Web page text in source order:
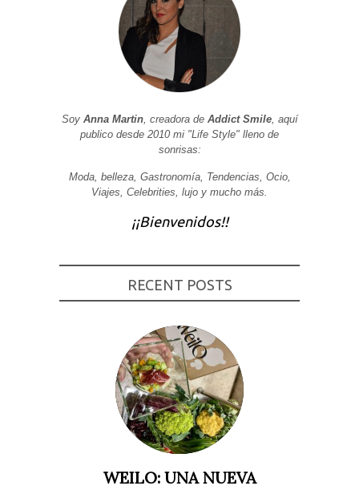
Soy Anna Martin, creadora de Addict Smile, aquí
publico desde 2010 mi "Life Style" lleno de
sonrisas:
Moda, belleza, Gastronomía, Tendencias, Ocio,
Viajes, Celebrities, lujo y mucho más.
¡¡Bienvenidos!!
RECENT POSTS
WEILO: UNA NUEVA